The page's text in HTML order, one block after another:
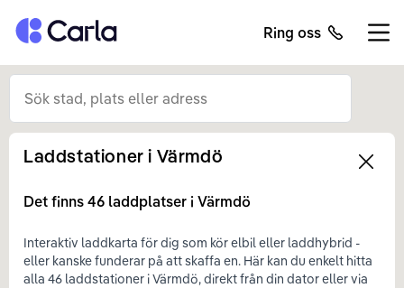
Tillbaka till startsidan Ring oss
Left
Laddstationer i Värmdö
Det finns 46 laddplatser i Värmdö
Interaktiv laddkarta för dig som kör elbil eller laddhybrid -
eller kanske funderar på att skaffa en. Här kan du enkelt hitta
alla 46 laddstationer i Värmdö, direkt från din dator eller via